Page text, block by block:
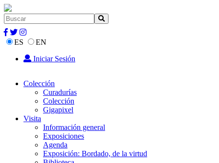
ES
EN
Iniciar Sesión
Colección
Curadurías
Colección
Gigapixel
Visita
Información general
Exposiciones
Agenda
Exposición: Bordado, de la virtud